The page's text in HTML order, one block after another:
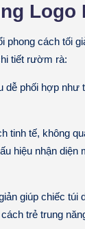
Logo
cách tối
tiết rườm rà:
phối hợp như
tế, không
hiệu nhận diện
giúp chiếc túi
trẻ trung